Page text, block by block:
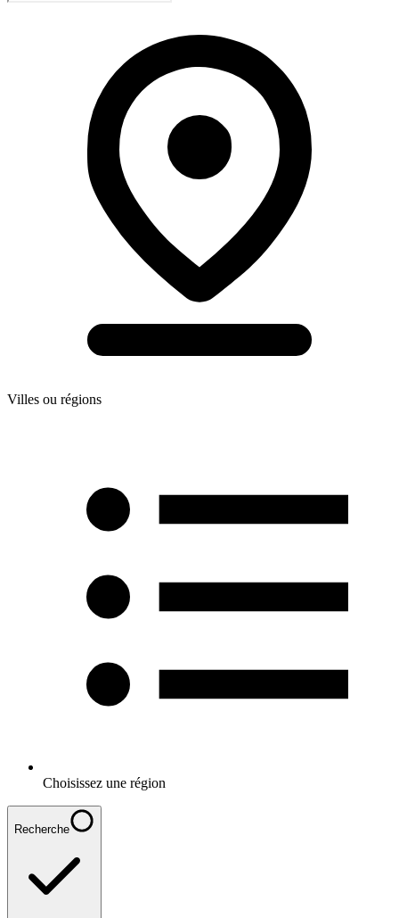
Villes ou régions
Choisissez une région
Recherche